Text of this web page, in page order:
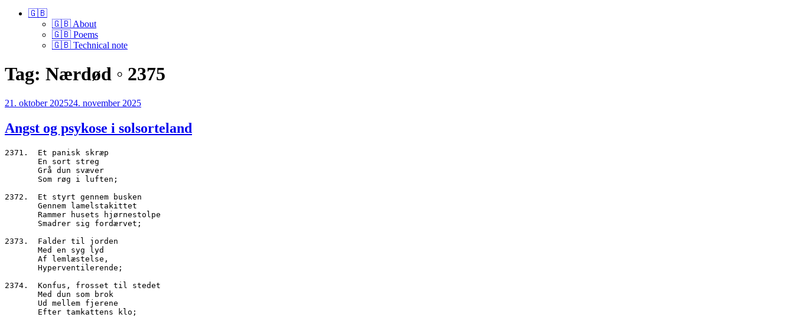
🇬🇧
🇬🇧 About
🇬🇧 Poems
🇬🇧 Technical note
Tag: Nærdød ◦ 2375
Udgivet
21. oktober 202524. november 2025
Angst og psykose i solsorteland
2371.  Et panisk skræp
       En sort streg
       Grå dun svæver
       Som røg i luften;
2372.  Et styrt gennem busken
       Gennem lamelstakittet
       Rammer husets hjørnestolpe
       Smadrer sig fordærvet;
2373.  Falder til jorden
       Med en syg lyd
       Af lemlæstelse,
       Hyperventilerende;
2374.  Konfus, frosset til stedet
       Med dun som brok
       Ud mellem fjerene
       Efter tamkattens klo;